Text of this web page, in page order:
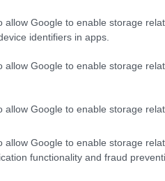
allow Google to enable storage
identifiers in apps.
allow Google to enable storage
allow Google to enable storage
allow Google to enable storage
functionality and fraud
, i bambini potranno vivere
trasportare dalla
come lozucchero filato
ancora più
a tutta la comunità di